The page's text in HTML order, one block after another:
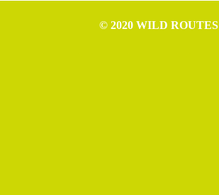
© 2020 WILD ROUTES